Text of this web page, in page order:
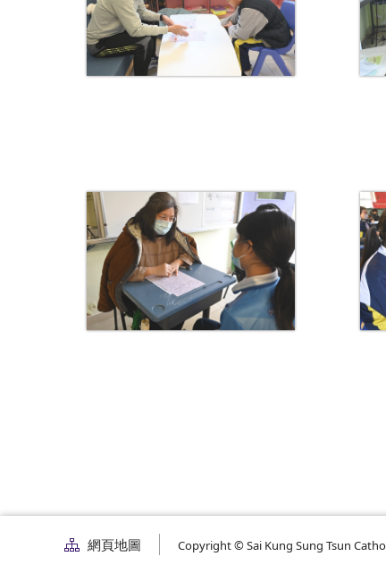
網頁地圖 Copyright © Sai Kung Sung Tsun